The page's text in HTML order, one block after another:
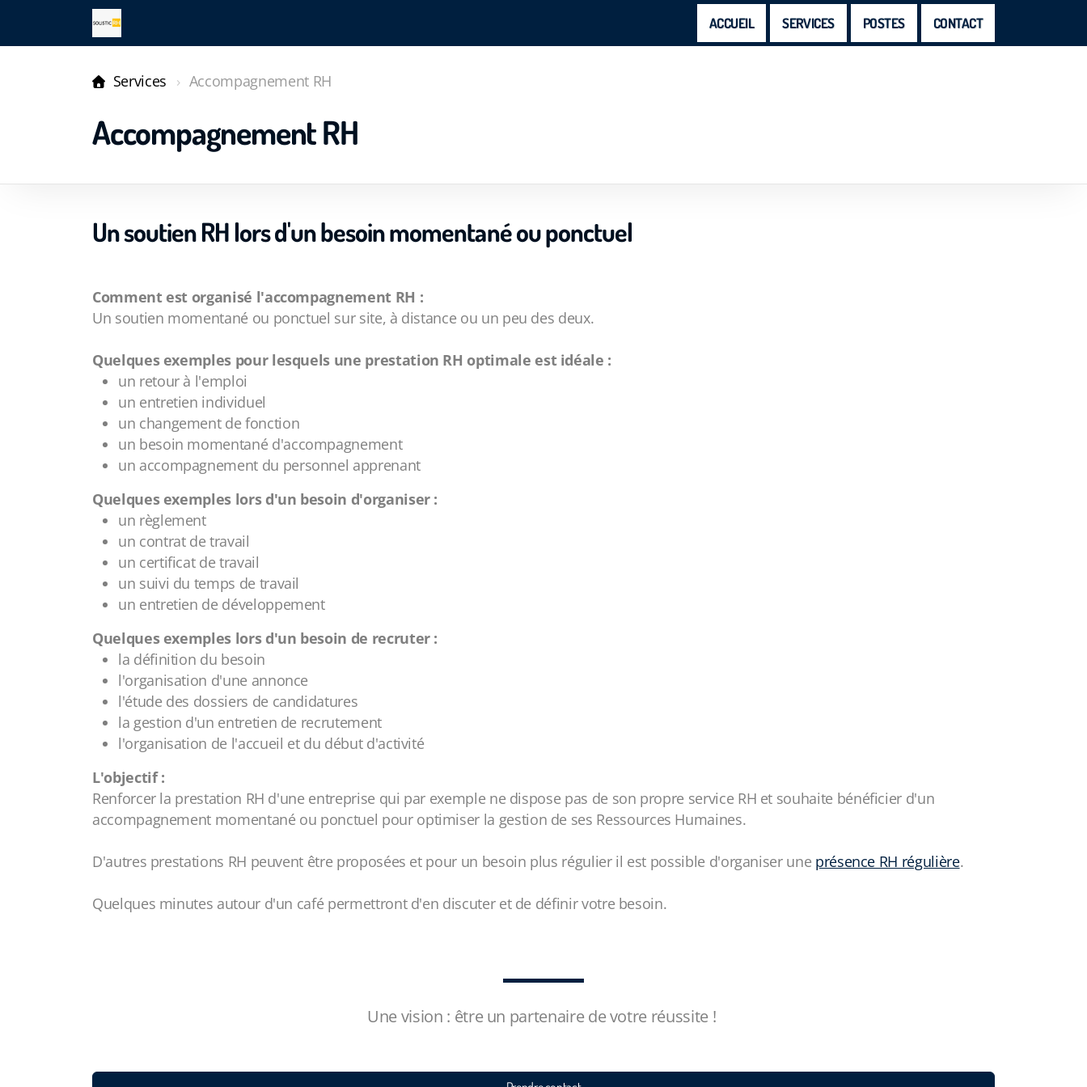
ACCUEIL SERVICES POSTES CONTACT
Services Accompagnement RH
Accompagnement RH
Un soutien RH lors d'un besoin momentané ou ponctuel
Comment est organisé l'accompagnement RH :
Un soutien momentané ou ponctuel sur site, à distance ou un peu des deux.
Quelques exemples pour lesquels une prestation RH optimale est idéale :
un retour à l'emploi
un entretien individuel
un changement de fonction
un besoin momentané d'accompagnement
un accompagnement du personnel apprenant
Quelques exemples lors d'un besoin d'organiser :
un règlement
un contrat de travail
un certificat de travail
un suivi du temps de travail
un entretien de développement
Quelques exemples lors d'un besoin de recruter :
la définition du besoin
l'organisation d'une annonce
l'étude des dossiers de candidatures
la gestion d'un entretien de recrutement
l'organisation de l'accueil et du début d'activité
L'objectif :
Renforcer la prestation RH d'une entreprise qui par exemple ne dispose pas de son propre service RH et souhaite bénéficier d'un
accompagnement momentané ou ponctuel pour optimiser la gestion de ses Ressources Humaines.
D'autres prestations RH peuvent être proposées et pour un besoin plus régulier il est possible d'organiser une présence RH régulière.
Quelques minutes autour d'un café permettront d'en discuter et de définir votre besoin.
Une vision : être un partenaire de votre réussite !